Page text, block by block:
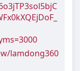
lamdong360